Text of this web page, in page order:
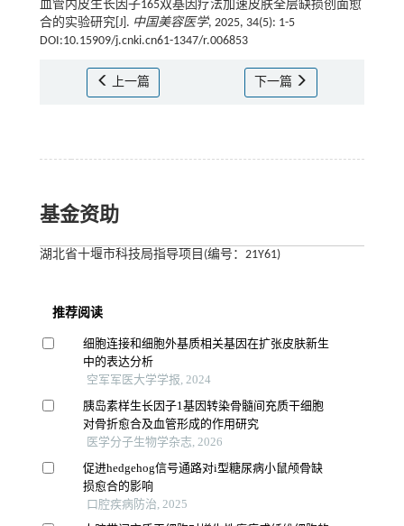
血管内皮生长因子165双基因疗法加速皮肤全层缺损创面愈
合的实验研究[J]. 中国美容医学, 2025, 34(5): 1-5
DOI:10.15909/j.cnki.cn61-1347/r.006853
上一篇 下一篇
基金资助
湖北省十堰市科技局指导项目(编号：21Y61)